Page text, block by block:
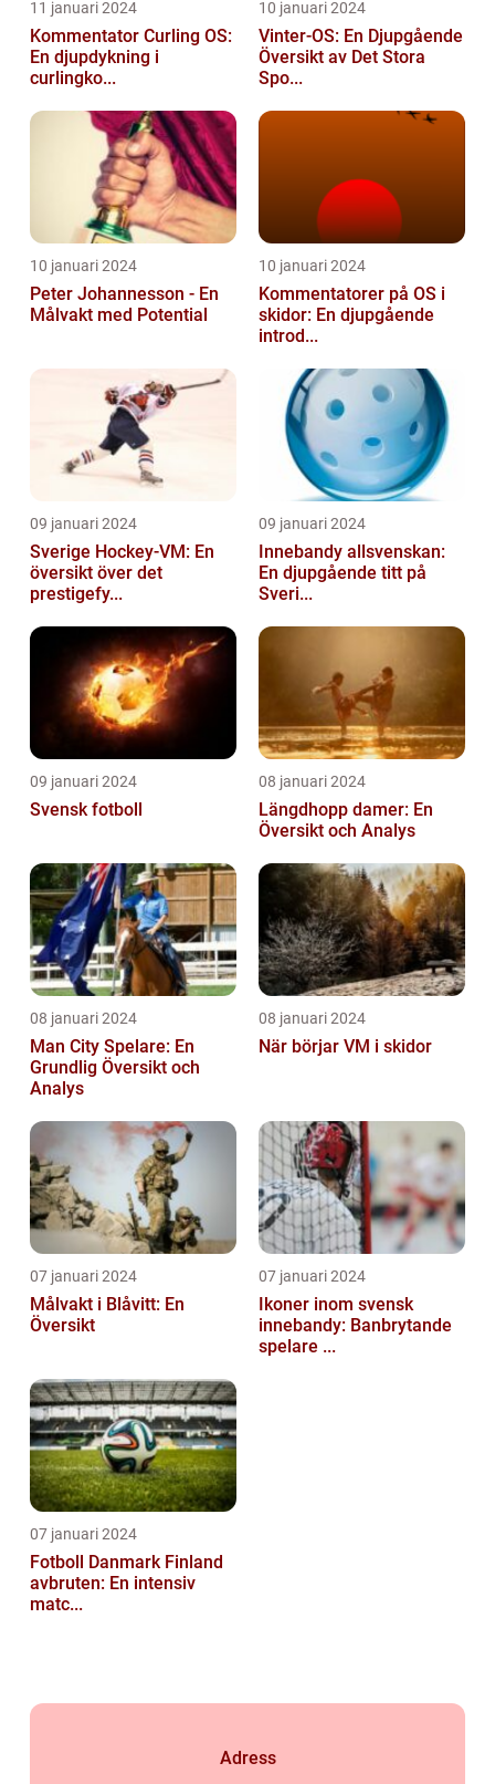
11 januari 2024
Kommentator Curling OS:
En djupdykning i
curlingko...
10 januari 2024
Vinter-OS: En Djupgående
Översikt av Det Stora
Spo...
10 januari 2024
Peter Johannesson - En
Målvakt med Potential
10 januari 2024
Kommentatorer på OS i
skidor: En djupgående
introd...
09 januari 2024
Sverige Hockey-VM: En
översikt över det
prestigefy...
09 januari 2024
Innebandy allsvenskan:
En djupgående titt på
Sveri...
09 januari 2024
Svensk fotboll
08 januari 2024
Längdhopp damer: En
Översikt och Analys
08 januari 2024
Man City Spelare: En
Grundlig Översikt och
Analys
08 januari 2024
När börjar VM i skidor
07 januari 2024
Målvakt i Blåvitt: En
Översikt
07 januari 2024
Ikoner inom svensk
innebandy: Banbrytande
spelare ...
07 januari 2024
Fotboll Danmark Finland
avbruten: En intensiv
matc...
Adress